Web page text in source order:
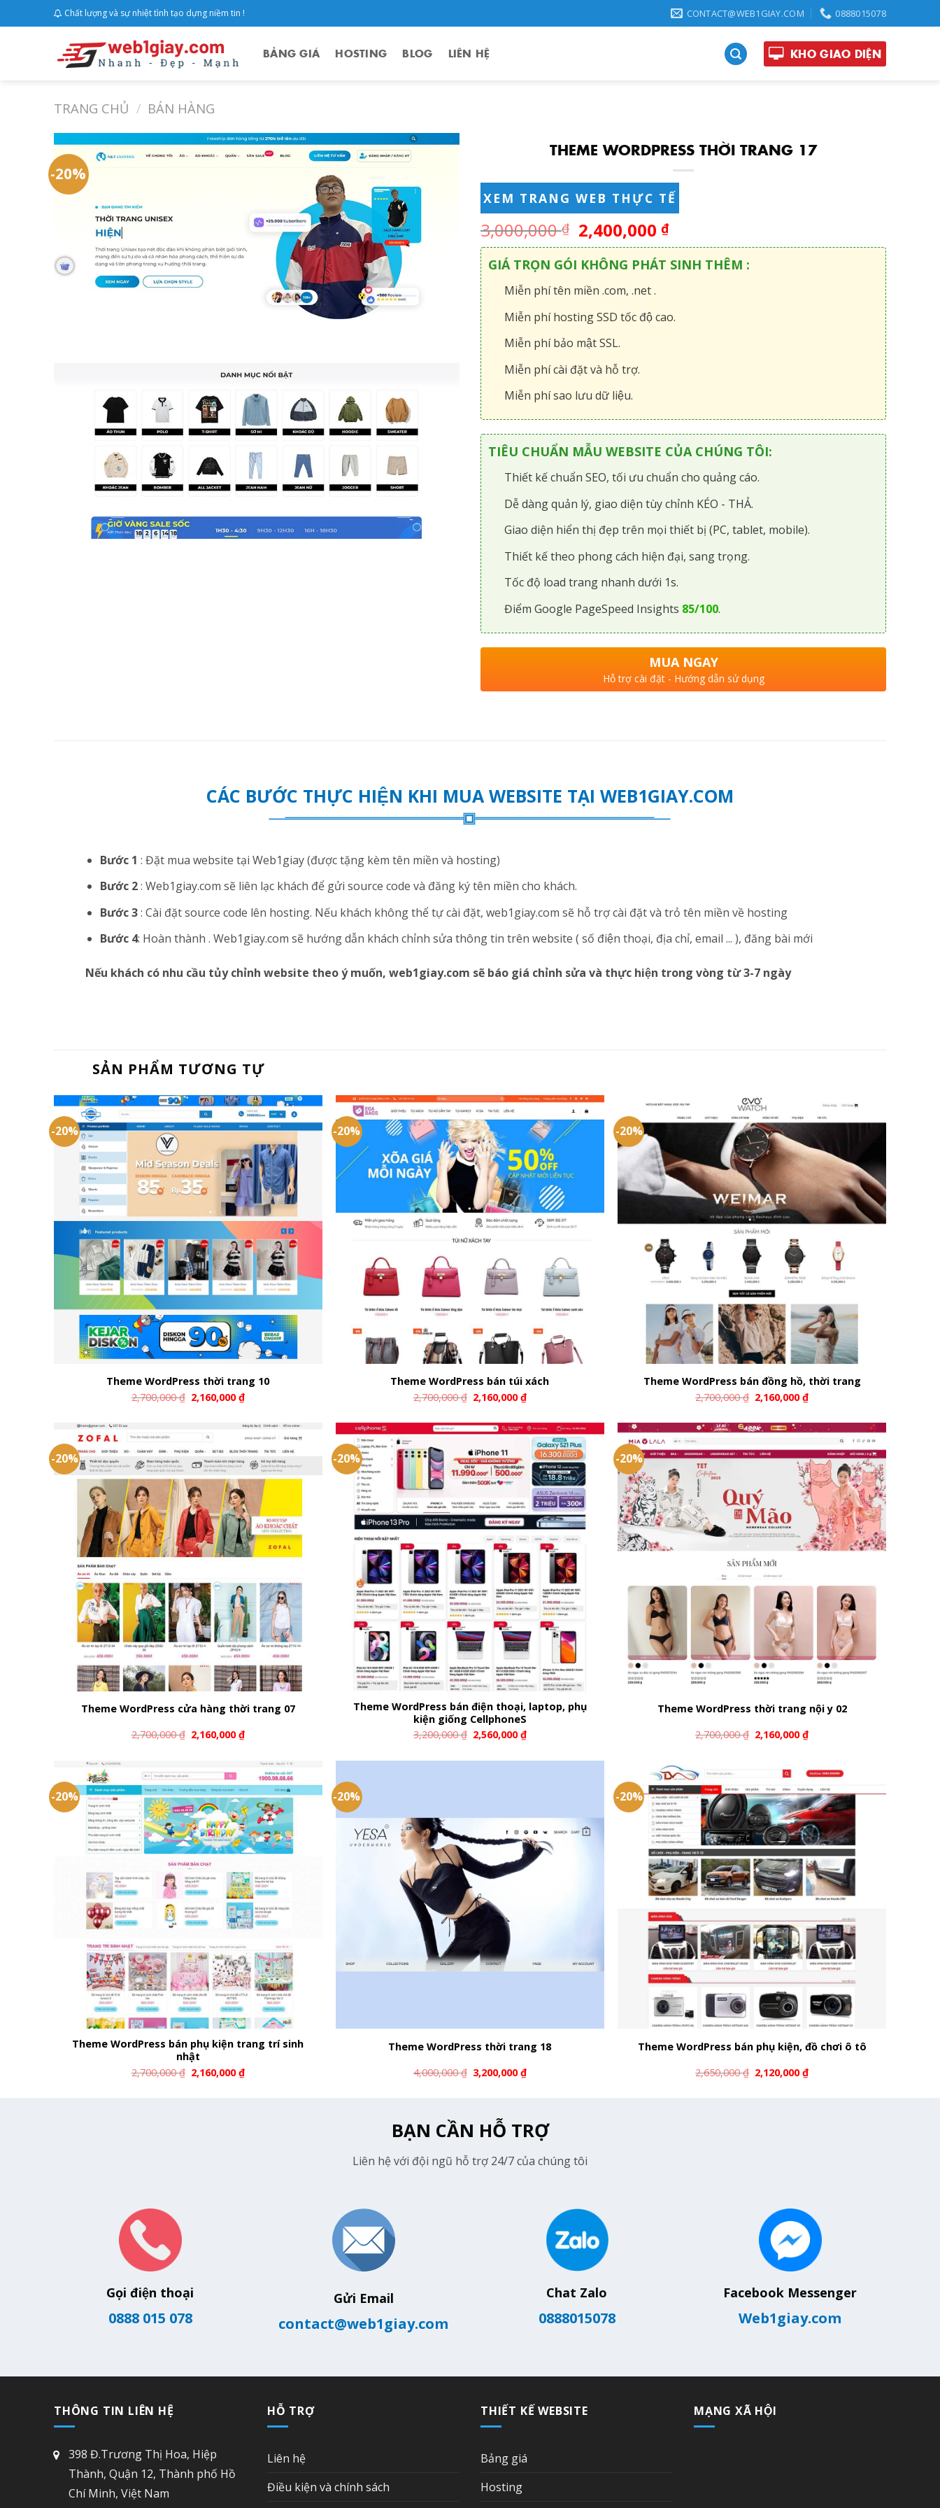
to
Chất lượng và sự nhiệt tình tạo dựng niềm tin ! CONTACT@WEB1GIAY.COM 0888015078
BẢNG GIÁ HOSTING BLOG LIÊN HỆ KHO GIAO DIỆN
TRANG CHỦ / BÁN HÀNG
-20%
THEME WORDPRESS THỜI TRANG 17
XEM TRANG WEB THỰC TẾ
3,000,000₫ 2,400,000₫
GIÁ TRỌN GÓI KHÔNG PHÁT SINH THÊM :
Miễn phí tên miền .com, .net .
Miễn phí hosting SSD tốc độ cao.
Miễn phí bảo mật SSL.
Miễn phí cài đặt và hỗ trợ.
Miễn phí sao lưu dữ liệu.
TIÊU CHUẨN MẪU WEBSITE CỦA CHÚNG TÔI:
Thiết kế chuẩn SEO, tối ưu chuẩn cho quảng cáo.
Dễ dàng quản lý, giao diện tùy chỉnh KÉO - THẢ.
Giao diện hiển thị đẹp trên mọi thiết bị (PC, tablet, mobile).
Thiết kế theo phong cách hiện đại, sang trọng.
Tốc độ load trang nhanh dưới 1s.
Điểm Google PageSpeed Insights 85/100.
MUA NGAY
Hỗ trợ cài đặt - Hướng dẫn sử dụng
CÁC BƯỚC THỰC HIỆN KHI MUA WEBSITE TẠI WEB1GIAY.COM
Bước 1 : Đặt mua website tại Web1giay (được tặng kèm tên miền và hosting)
Bước 2: Web1giay.com sẽ liên lạc khách để gửi source code và đăng ký tên miền cho khách.
Bước 3: Cài đặt source code lên hosting. Nếu khách không thể tự cài đặt, web1giay.com sẽ hỗ trợ cài đặt và trỏ tên miền về hosting
Bước 4: Hoàn thành . Web1giay.com sẽ hướng dẫn khách chỉnh sửa thông tin trên website ( số điện thoại, địa chỉ, email ... ), đăng bài mới
Nếu khách có nhu cầu tủy chỉnh website theo ý muốn, web1giay.com sẽ báo giá chỉnh sửa và thực hiện trong vòng từ 3-7 ngày
SẢN PHẨM TƯƠNG TỰ
-20%
Theme WordPress thời trang 10
2,700,000₫ 2,160,000₫
-20%
Theme WordPress bán túi xách
2,700,000₫ 2,160,000₫
-20%
Theme WordPress bán đồng hồ, thời trang
2,700,000₫ 2,160,000₫
-20%
Theme WordPress cửa hàng thời trang 07
2,700,000₫ 2,160,000₫
-20%
Theme WordPress bán điện thoại, laptop, phụ
kiện giống CellphoneS
3,200,000₫ 2,560,000₫
-20%
Theme WordPress thời trang nội y 02
2,700,000₫ 2,160,000₫
-20%
Theme WordPress bán phụ kiện trang trí sinh
nhật
2,700,000₫ 2,160,000₫
-20%
Theme WordPress thời trang 18
4,000,000₫ 3,200,000₫
-20%
Theme WordPress bán phụ kiện, đồ chơi ô tô
2,650,000₫ 2,120,000₫
BẠN CẦN HỖ TRỢ
Liên hệ với đội ngũ hỗ trợ 24/7 của chúng tôi
Gọi điện thoại
0888 015 078
Gửi Email
contact@web1giay.com
Chat Zalo
0888015078
Facebook Messenger
Web1giay.com
THÔNG TIN LIÊN HỆ
398 Đ.Trương Thị Hoa, Hiệp
Thành, Quận 12, Thành phố Hồ
Chí Minh, Việt Nam
HỖ TRỢ
Liên hệ
Điều kiện và chính sách
THIẾT KẾ WEBSITE
Bảng giá
Hosting
MẠNG XÃ HỘI